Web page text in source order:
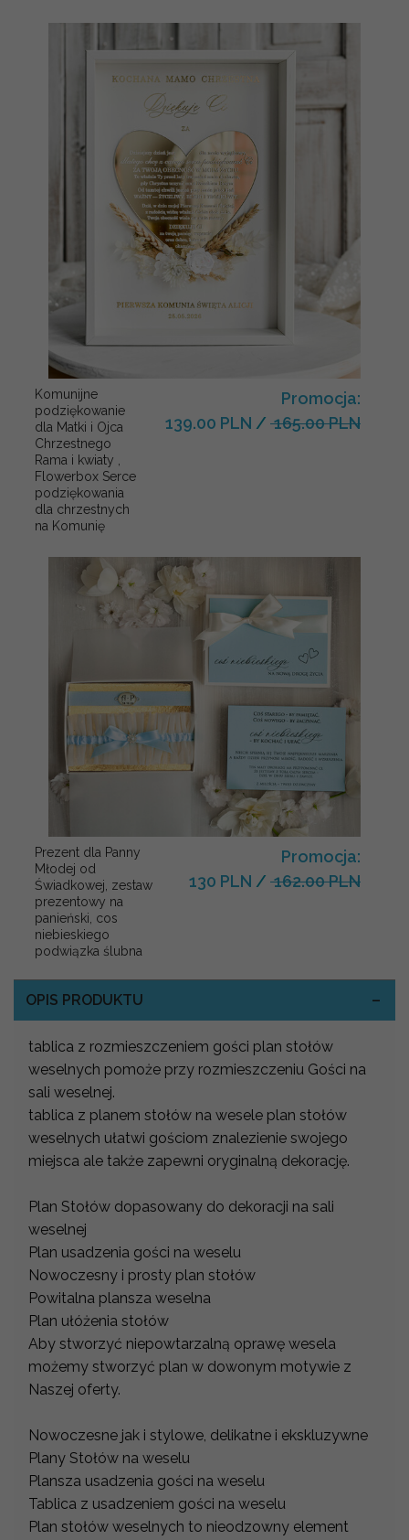
Komunijne
podziękowanie
dla Matki i Ojca
Chrzestnego
Rama i kwiaty ,
Flowerbox Serce
podziękowania
dla chrzestnych
na Komunię
Promocja:
139.00 PLN / 165.00 PLN
Prezent dla Panny
Młodej od
Świadkowej, zestaw
prezentowy na
panieński, cos
niebieskiego
podwiązka ślubna
Promocja:
130 PLN / 162.00 PLN
OPIS PRODUKTU
tablica z rozmieszczeniem gości plan stołów
weselnych pomoże przy rozmieszczeniu Gości na
sali weselnej.
tablica z planem stołów na wesele plan stołów
weselnych ułatwi gościom znalezienie swojego
miejsca ale także zapewni oryginalną dekorację.
Plan Stołów dopasowany do dekoracji na sali
weselnej
Plan usadzenia gości na weselu
Nowoczesny i prosty plan stołów
Powitalna plansza weselna
Plan ułóżenia stołów
Aby stworzyć niepowtarzalną oprawę wesela
możemy stworzyć plan w dowonym motywie z
Naszej oferty.
Nowoczesne jak i stylowe, delikatne i ekskluzywne
Plany Stołów na weselu
Plansza usadzenia gości na weselu
Tablica z usadzeniem gości na weselu
Plan stołów weselnych to nieodzowny element